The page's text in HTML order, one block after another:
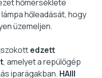
hőmérséklete
hőleadását, hogy
üzemeljen.
edzett
, amelyet a repülőgép
iparágakban. HAIII